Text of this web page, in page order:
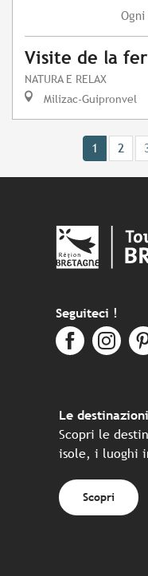
Ogni
Visite de la
NATURA E RELAX
Milizac-Guipronvel
1 2
Seguiteci !
Le destinazioni
Scopri le
isole, i luoghi
Scopri